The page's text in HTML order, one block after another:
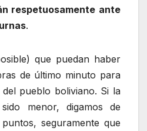
respetuosamente ante
.
que puedan haber
de último minuto para
pueblo boliviano. Si la
menor, digamos de
seguramente que